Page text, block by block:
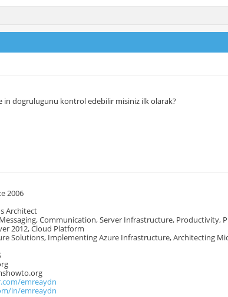
in dogrulugunu kontrol edebilir misiniz ilk olarak?
2006
Architect
Communication, Server Infrastructure, Productivity,
2012, Cloud Platform
Solutions, Implementing Azure Infrastructure, Architecting
emreaydn
in/emreaydn